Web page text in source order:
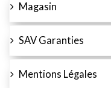
Magasin
SAV Garanties
Mentions Légales